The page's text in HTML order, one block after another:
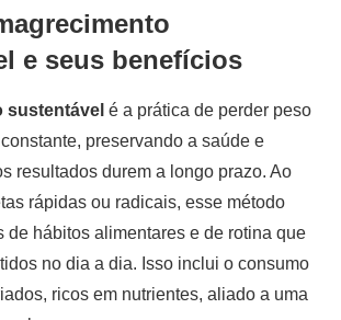
e seus benefícios
sustentável é a prática de perder peso
preservando a saúde e
resultados durem a longo prazo. Ao
rápidas ou radicais, esse método
de hábitos alimentares e de rotina que
no dia a dia. Isso inclui o consumo
ricos em nutrientes, aliado a uma